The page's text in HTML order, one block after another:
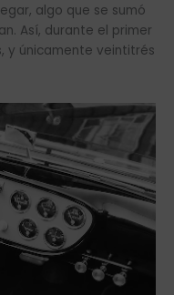
algo que se sumó
Así, durante el primer
y únicamente veintitrés